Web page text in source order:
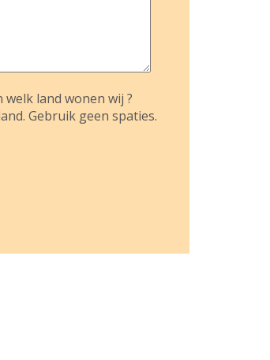
land wonen wij ?
Gebruik geen spaties.